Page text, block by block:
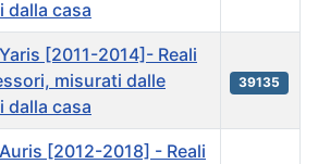
dalla casa
[2011-2014]- Reali
misurati dalle
dalla casa
39135
[2012-2018] - Reali